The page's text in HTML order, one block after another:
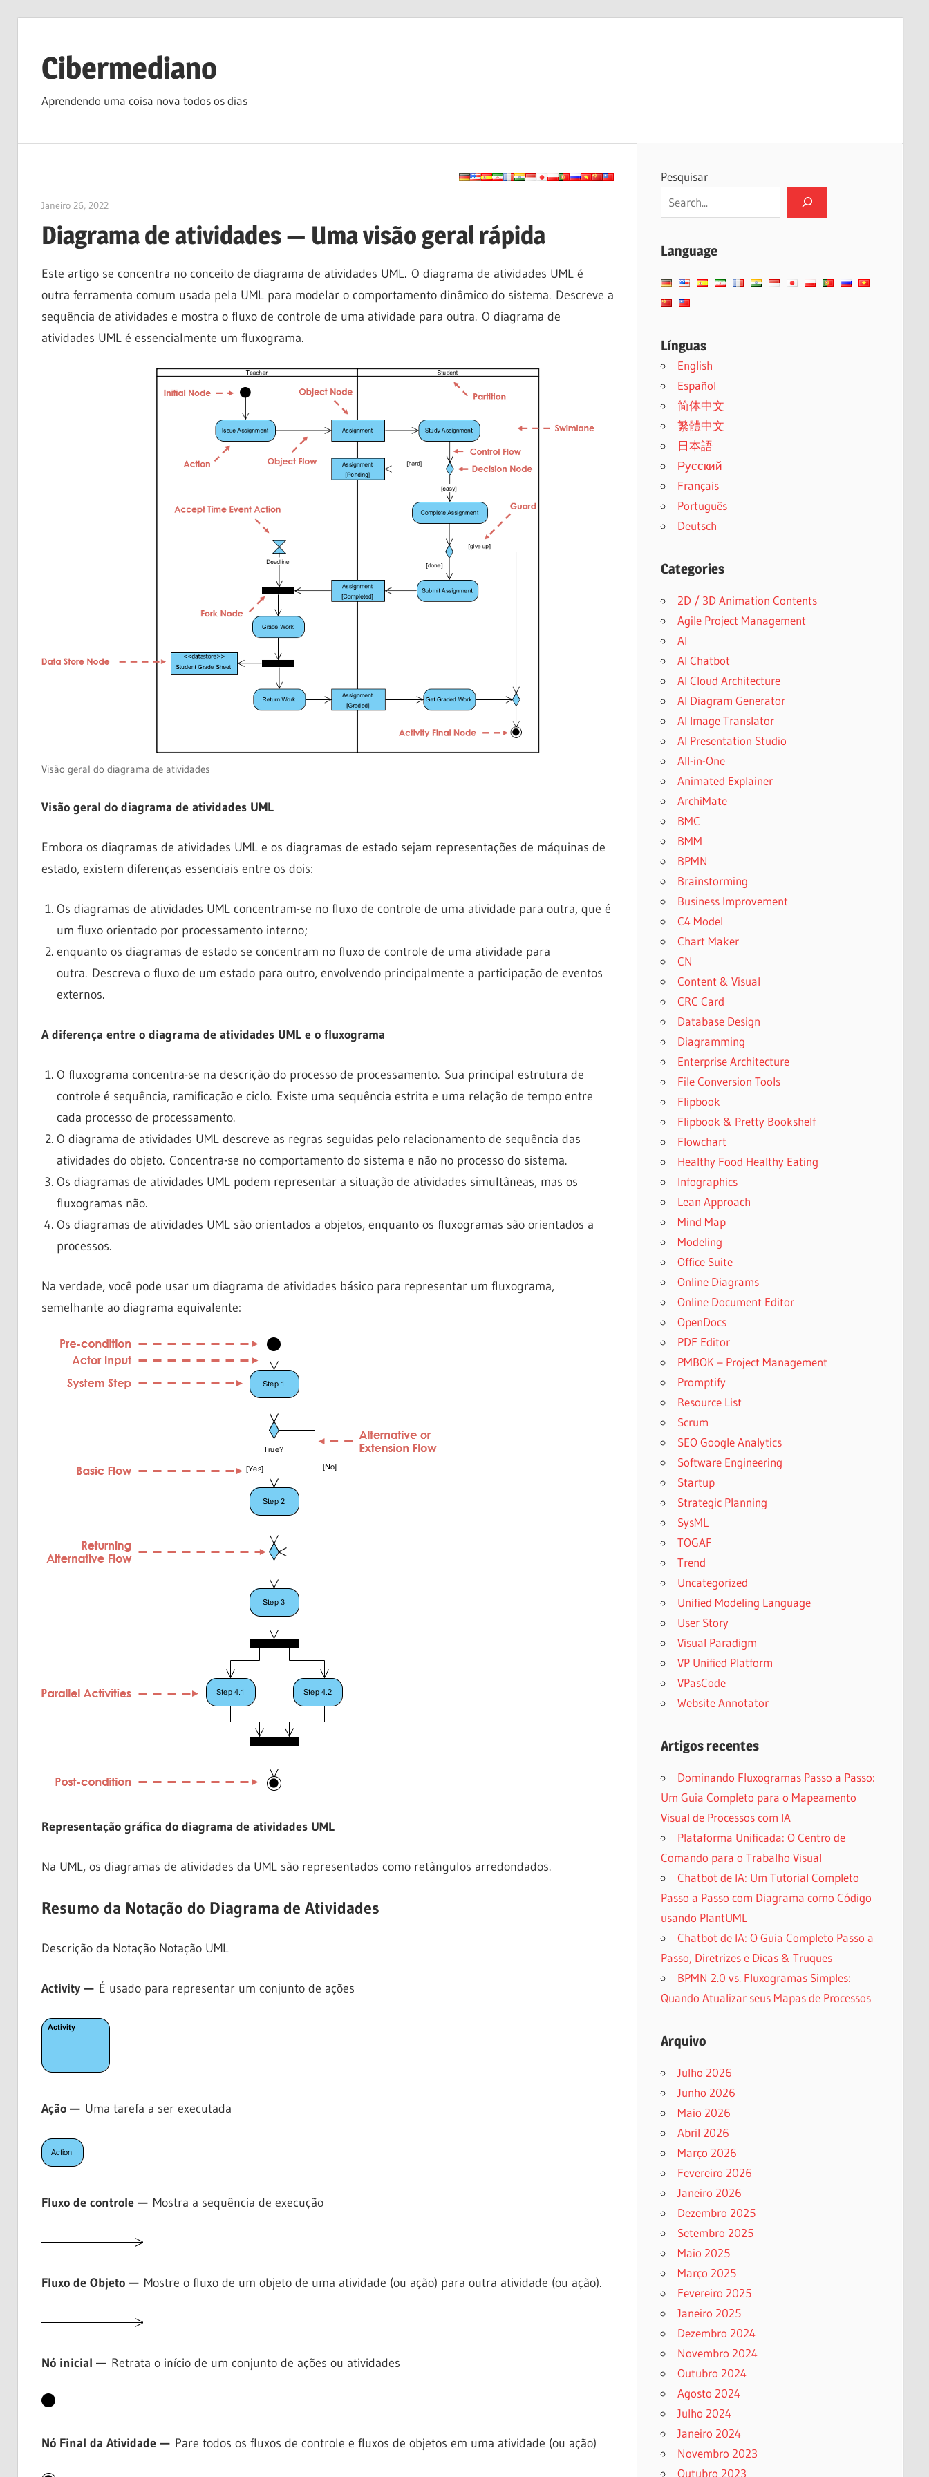
contentCibermediano
Aprendendo uma coisa nova todos os dias
Janeiro 26, 2022vpadmin
Diagrama de atividades — Uma visão geral rápida
Este artigo se concentra no conceito de diagrama de atividades UML. O diagrama de atividades UML é
outra ferramenta comum usada pela UML para modelar o comportamento dinâmico do sistema. Descreve a
sequência de atividades e mostra o fluxo de controle de uma atividade para outra. O diagrama de
atividades UML é essencialmente um fluxograma.
Visão geral do diagrama de atividades
Visão geral do diagrama de atividades UML
Embora os diagramas de atividades UML e os diagramas de estado sejam representações de máquinas de
estado, existem diferenças essenciais entre os dois:
Os diagramas de atividades UML concentram-se no fluxo de controle de uma atividade para outra, que é
um fluxo orientado por processamento interno;
enquanto os diagramas de estado se concentram no fluxo de controle de uma atividade para
outra. Descreva o fluxo de um estado para outro, envolvendo principalmente a participação de eventos
externos.
A diferença entre o diagrama de atividades UML e o fluxograma
O fluxograma concentra-se na descrição do processo de processamento. Sua principal estrutura de
controle é sequência, ramificação e ciclo. Existe uma sequência estrita e uma relação de tempo entre
cada processo de processamento.
O diagrama de atividades UML descreve as regras seguidas pelo relacionamento de sequência das
atividades do objeto. Concentra-se no comportamento do sistema e não no processo do sistema.
Os diagramas de atividades UML podem representar a situação de atividades simultâneas, mas os
fluxogramas não.
Os diagramas de atividades UML são orientados a objetos, enquanto os fluxogramas são orientados a
processos.
Na verdade, você pode usar um diagrama de atividades básico para representar um fluxograma,
semelhante ao diagrama equivalente:
Representação gráfica do diagrama de atividades UML
Na UML, os diagramas de atividades da UML são representados como retângulos arredondados.
Resumo da Notação do Diagrama de Atividades
Descrição da Notação Notação UML
Activity —É usado para representar um conjunto de ações
Ação —Uma tarefa a ser executada
Fluxo de controle —Mostra a sequência de execução
Fluxo de Objeto —Mostre o fluxo de um objeto de uma atividade (ou ação) para outra atividade (ou ação).
Nó inicial —Retrata o início de um conjunto de ações ou atividades
Nó Final da Atividade —Pare todos os fluxos de controle e fluxos de objetos em uma atividade (ou ação)
Pesquisar
Language
Línguas
English
Español
简体中文
繁體中文
日本語
Русский
Français
Português
Deutsch
Categories
2D / 3D Animation Contents
Agile Project Management
AI
AI Chatbot
AI Cloud Architecture
AI Diagram Generator
AI Image Translator
AI Presentation Studio
All-in-One
Animated Explainer
ArchiMate
BMC
BMM
BPMN
Brainstorming
Business Improvement
C4 Model
Chart Maker
CN
Content & Visual
CRC Card
Database Design
Diagramming
Enterprise Architecture
File Conversion Tools
Flipbook
Flipbook & Pretty Bookshelf
Flowchart
Healthy Food Healthy Eating
Infographics
Lean Approach
Mind Map
Modeling
Office Suite
Online Diagrams
Online Document Editor
OpenDocs
PDF Editor
PMBOK – Project Management
Promptify
Resource List
Scrum
SEO Google Analytics
Software Engineering
Startup
Strategic Planning
SysML
TOGAF
Trend
Uncategorized
Unified Modeling Language
User Story
Visual Paradigm
VP Unified Platform
VPasCode
Website Annotator
Artigos recentes
Dominando Fluxogramas Passo a Passo:
Um Guia Completo para o Mapeamento
Visual de Processos com IA
Plataforma Unificada: O Centro de
Comando para o Trabalho Visual
Chatbot de IA: Um Tutorial Completo
Passo a Passo com Diagrama como Código
usando PlantUML
Chatbot de IA: O Guia Completo Passo a
Passo, Diretrizes e Dicas & Truques
BPMN 2.0 vs. Fluxogramas Simples:
Quando Atualizar seus Mapas de Processos
Arquivo
Julho 2026
Junho 2026
Maio 2026
Abril 2026
Março 2026
Fevereiro 2026
Janeiro 2026
Dezembro 2025
Setembro 2025
Maio 2025
Março 2025
Fevereiro 2025
Janeiro 2025
Dezembro 2024
Novembro 2024
Outubro 2024
Agosto 2024
Julho 2024
Janeiro 2024
Novembro 2023
Outubro 2023